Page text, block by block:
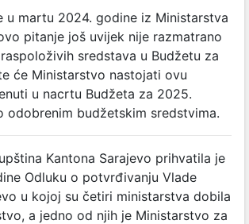
u martu 2024. godine iz Ministarstva
pitanje još uvijek nije razmatrano
sredstava u Budžetu za
će Ministarstvo nastojati ovu
u nacrtu Budžeta za 2025.
odobrenim budžetskim sredstvima.
Kantona Sarajevo prihvatila je
Odluku o potvrđivanju Vlade
u kojoj su četiri ministarstva dobila
a jedno od njih je Ministarstvo za